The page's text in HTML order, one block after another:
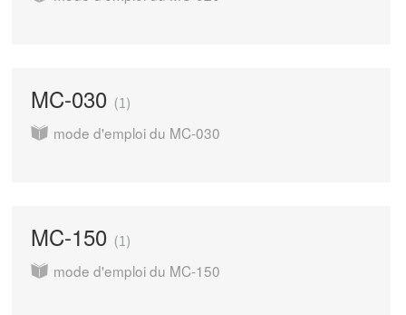
MC-030 1
mode d'emploi du MC-030
MC-150 1
mode d'emploi du MC-150